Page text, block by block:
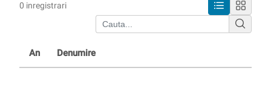
0 inregistrari
An Denumire